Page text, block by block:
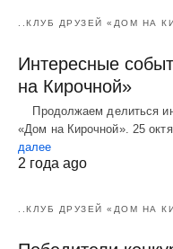
..КЛУБ ДРУЗЕЙ «ДОМ НА
Интересные
на Кирочной»
Продолжаем делиться
«Дом на Кирочной». 25
далее
2 года ago
..КЛУБ ДРУЗЕЙ «ДОМ НА